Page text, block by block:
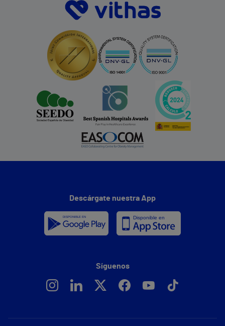
Descárgate nuestra App
Síguenos